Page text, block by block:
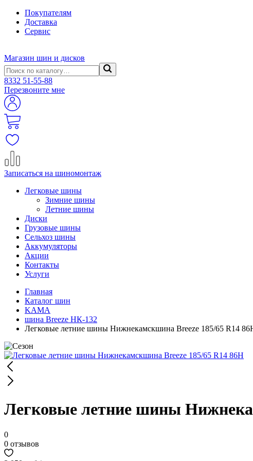
Покупателям
Доставка
Сервис
Магазин шин и дисков
8332 51-55-88
Перезвоните мне
Записаться на шиномонтаж
Легковые шины
Зимние шины
Летние шины
Диски
Грузовые шины
Сельхоз шины
Аккумуляторы
Акции
Контакты
Услуги
Главная
Каталог шин
KAMA
шина Breeze НК-132
Легковые летние шины Нижнекамскшина Breeze 185/65 R14
Легковые летние шины
0
0 отзывов